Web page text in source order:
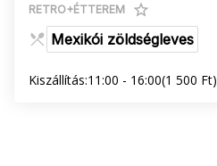
RETRO+ÉTTEREM
Mexikói zöldségleves
Kiszállítás:11:00 - 16:00(1 500 Ft)